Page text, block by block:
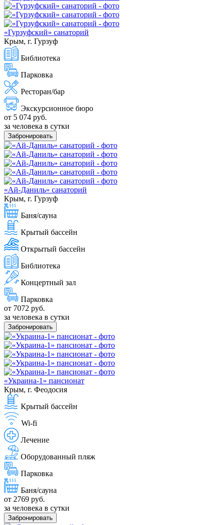
«Гурзуфский» санаторий
Крым, г. Гурзуф
Библиотека
Парковка
Ресторан/бар
Экскурсионное бюро
от 5 074 руб.
за человека в сутки
Забронировать
«Ай-Даниль» санаторий
Крым, г. Гурзуф
Баня/сауна
Крытый бассейн
Открытый бассейн
Библиотека
Концертный зал
Парковка
от 7072 руб.
за человека в сутки
Забронировать
«Украина-1» пансионат
Крым, г. Феодосия
Крытый бассейн
Wi-fi
Лечение
Оборудованный пляж
Парковка
Баня/сауна
от 2769 руб.
за человека в сутки
Забронировать